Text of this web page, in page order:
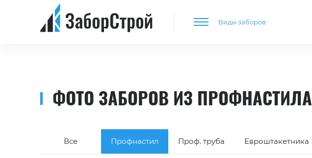
Виды заборов
ФОТО ЗАБОРОВ ИЗ ПРОФНАСТИЛА
Все Профнастил Проф. труба Евроштакетника